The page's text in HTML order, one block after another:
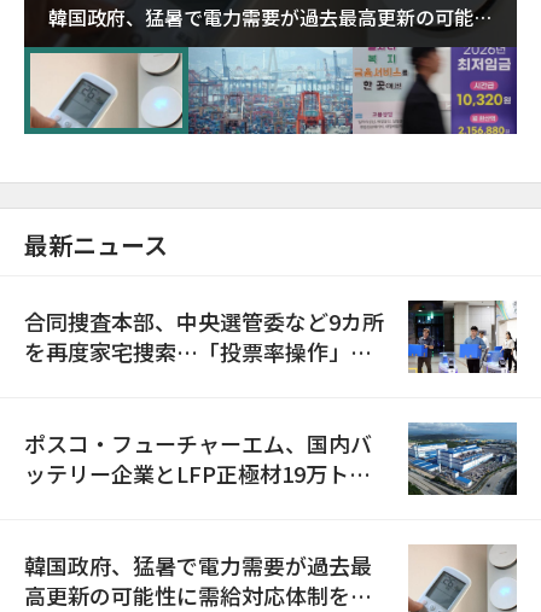
韓国政府、猛暑で電力需要が過去最高更新の可能性
に需給対応体制を点検
最新ニュース
合同捜査本部、中央選管委など9カ所
を再度家宅捜索…「投票率操作」の
ポスコ・フューチャーエム、国内バ
ッテリー企業とLFP正極材19万トン
韓国政府、猛暑で電力需要が過去最
高更新の可能性に需給対応体制を点